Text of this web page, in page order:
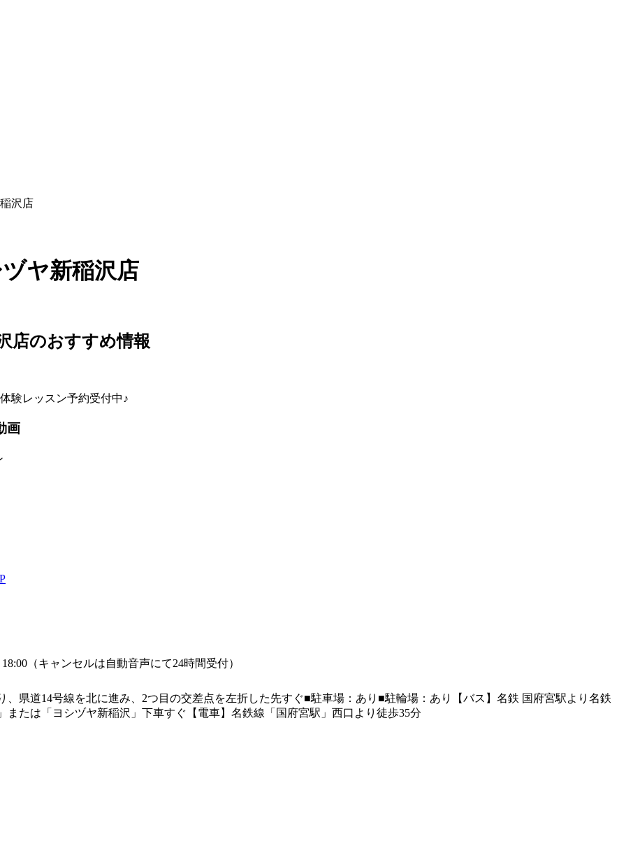
沢店
ヤ新稲沢店
店のおすすめ情報
験レッスン予約受付中♪
画
（キャンセルは自動音声にて24時間受付）
、県道14号線を北に進み、2つ目の交差点を左折した先すぐ■駐車場：あり■駐輪場：あり【バス】名鉄 国府宮駅より名鉄
たは「ヨシヅヤ新稲沢」下車すぐ【電車】名鉄線「国府宮駅」西口より徒歩35分